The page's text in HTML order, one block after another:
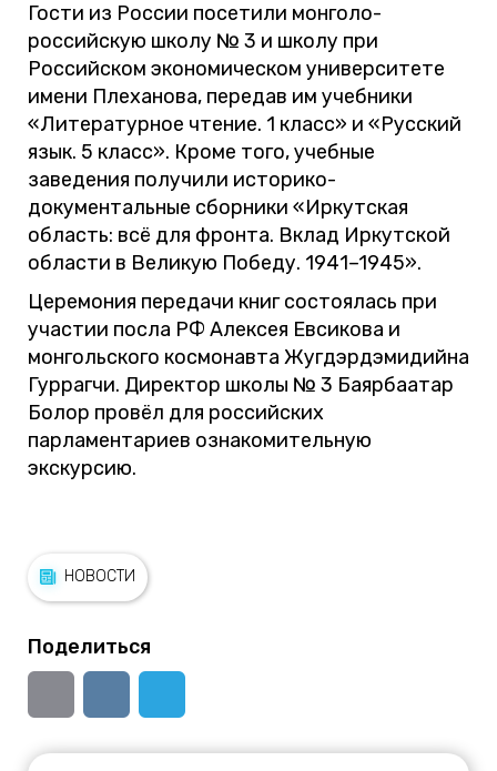
Гости из России посетили монголо-
российскую школу № 3 и школу при
Российском экономическом университете
имени Плеханова, передав им учебники
«Литературное чтение. 1 класс» и «Русский
язык. 5 класс». Кроме того, учебные
заведения получили историко-
документальные сборники «Иркутская
область: всё для фронта. Вклад Иркутской
области в Великую Победу. 1941–1945».
Церемония передачи книг состоялась при
участии посла РФ Алексея Евсикова и
монгольского космонавта Жугдэрдэмидийна
Гуррагчи. Директор школы № 3 Баярбаатар
Болор провёл для российских
парламентариев ознакомительную
экскурсию.
НОВОСТИ
Поделиться